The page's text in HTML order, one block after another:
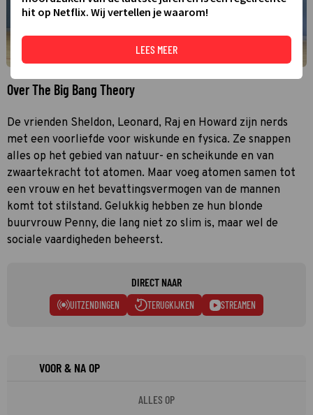
Over The Big Bang Theory
De vrienden Sheldon, Leonard, Raj en Howard zijn nerds
met een voorliefde voor wiskunde en fysica. Ze snappen
alles op het gebied van natuur- en scheikunde en van
zwaartekracht tot atomen. Maar voeg atomen samen tot
een vrouw en het bevattingsvermogen van de mannen
komt tot stilstand. Gelukkig hebben ze hun blonde
buurvrouw Penny, die lang niet zo slim is, maar wel de
sociale vaardigheden beheerst.
DIRECT NAAR
UITZENDINGEN TERUGKIJKEN STREAMEN
VOOR & NA OP
ALLES OP
hit op Netflix. Wij vertellen je waarom!
LEES MEER